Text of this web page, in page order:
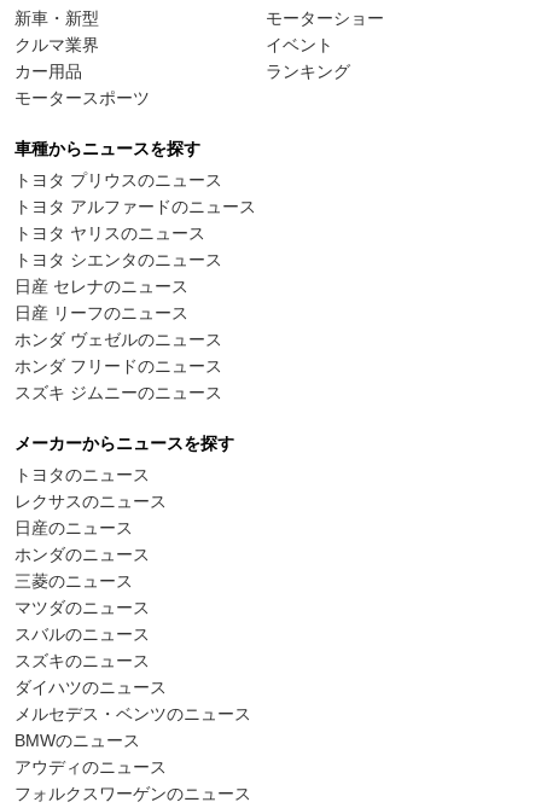
新車・新型
クルマ業界
カー用品
モータースポーツ
モーターショー
イベント
ランキング
車種からニュースを探す
トヨタ プリウスのニュース
トヨタ アルファードのニュース
トヨタ ヤリスのニュース
トヨタ シエンタのニュース
日産 セレナのニュース
日産 リーフのニュース
ホンダ ヴェゼルのニュース
ホンダ フリードのニュース
スズキ ジムニーのニュース
メーカーからニュースを探す
トヨタのニュース
レクサスのニュース
日産のニュース
ホンダのニュース
三菱のニュース
マツダのニュース
スバルのニュース
スズキのニュース
ダイハツのニュース
メルセデス・ベンツのニュース
BMWのニュース
アウディのニュース
フォルクスワーゲンのニュース